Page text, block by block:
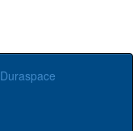
Duraspace